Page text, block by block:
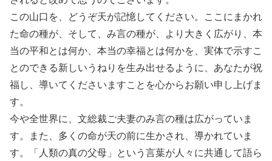
この山口を、どうぞ天が記憶してください。ここにまかれ
た命の種が、そして、み言の種が、より大きく広がり、本
当の平和とは何か、本当の幸福とは何かを、実体で示すこ
とのできる新しいうねりを生み出せるように、あなたが祝
福し、導いてくださいますことを心からお願い申し上げま
す。
今や全世界に、文総裁ご夫妻のみ言の種は広がっていま
す。また、多くの命が天の前に生かされ、導かれていま
す。「人類の真の父母」という言葉が人々に共通して語ら